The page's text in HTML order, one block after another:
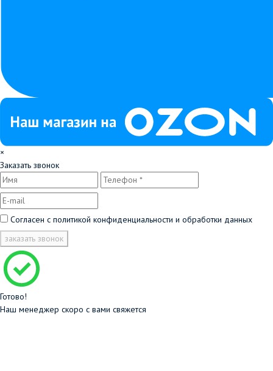
×
Заказать звонок
Согласен с политикой конфиденциальности и обработки данных
заказать звонок
Готово!
Наш менеджер скоро с вами свяжется